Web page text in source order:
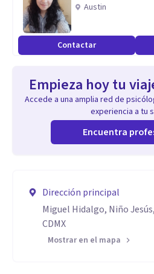
Austin
Contactar
Empieza hoy tu
Accede a una amplia red de
experiencia a tu
Encuentra
Dirección principal
Miguel Hidalgo, Niño
CDMX
Mostrar en el mapa